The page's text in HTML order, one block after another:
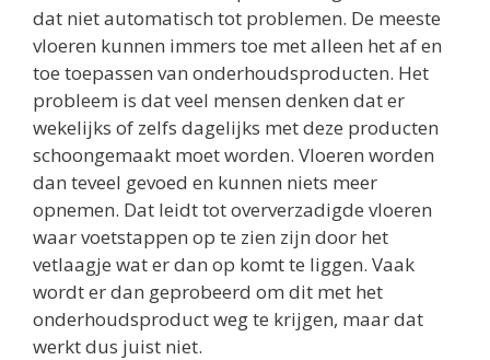
dat niet automatisch tot problemen. De meeste
vloeren kunnen immers toe met alleen het af en
toe toepassen van onderhoudsproducten. Het
probleem is dat veel mensen denken dat er
wekelijks of zelfs dagelijks met deze producten
schoongemaakt moet worden. Vloeren worden
dan teveel gevoed en kunnen niets meer
opnemen. Dat leidt tot oververzadigde vloeren
waar voetstappen op te zien zijn door het
vetlaagje wat er dan op komt te liggen. Vaak
wordt er dan geprobeerd om dit met het
onderhoudsproduct weg te krijgen, maar dat
werkt dus juist niet.